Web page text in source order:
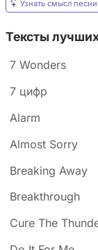
Узнать смысл песни
Тексты
7 Wonders
7 цифр
Alarm
Almost Sorry
Breaking Away
Breakthrough
Cure The